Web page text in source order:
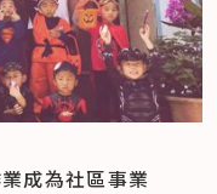
成為社區事業